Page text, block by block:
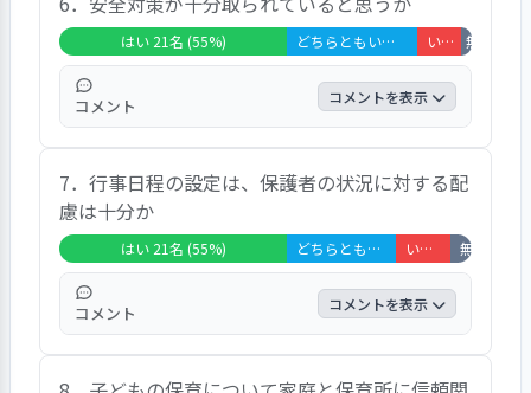
我をしているので、時間を決めてほしい」
と、記されていた。
が１３％、「いいえ」が８％、「非該当」が
２６％だった。設問項目には、「親身になっ
て聞いてくれる」「規約の時間内にも関わら
ず、預かろうとしてくれない」「急な土曜預
かりをお願いした際、対応してくれた」「同
じ職場の人が３０分近く遅れたら注意された
そうです」と、記されていた。
はい 21名 (55%) どちらともいえない 12名 (32%) いいえ 4名 (11%) 無回答・
コメント コメントを表示
「はい」が５５％、「どちらとも言えない」
が３２％、「いいえ」が１１％、「非該当」
が３％だった。設問項目には、「よく怪我を
してくる」「頭部の怪我で冷却等の処置をし
たにも拘らず親への連絡がなかった。 翌
日、本人が頭が痛いと訴えた為、分かった。
その後の対策も明示されなかった」「保育参
観日、乳児が長時間園庭で遊んでいた。気温
が高い中、日陰もない園庭で熱中症のリスク
7．行事日程の設定は、保護者の状況に対する配
慮は十分か
はい 21名 (55%) どちらともいえない 10名 (26%) いいえ 5名 (13%)
コメント コメントを表示
「はい」が５５％、「どちらとも言えない」